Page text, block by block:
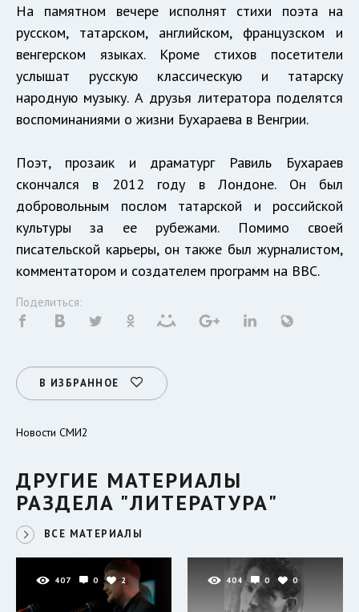
На памятном вечере исполнят стихи поэта на
русском, татарском, английском, французском и
венгерском языках. Кроме стихов посетители
услышат русскую классическую и татарску
народную музыку. А друзья литератора поделятся
воспоминаниями о жизни Бухараева в Венгрии.
Поэт, прозаик и драматург Равиль Бухараев
скончался в 2012 году в Лондоне. Он был
добровольным послом татарской и российской
культуры за ее рубежами. Помимо своей
писательской карьеры, он также был журналистом,
комментатором и создателем программ на BBC.
Поделиться:
В ИЗБРАННОЕ
Новости СМИ2
ДРУГИЕ МАТЕРИАЛЫ
РАЗДЕЛА "ЛИТЕРАТУРА"
ВСЕ МАТЕРИАЛЫ
407 0 2 404 0 0